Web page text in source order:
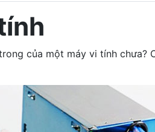
của một máy vi tính